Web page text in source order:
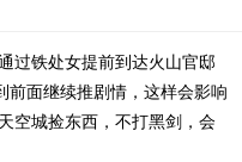
过铁处女提前到达火山官邸
面继续推剧情，这样会影响
空城捡东西，不打黑剑，会